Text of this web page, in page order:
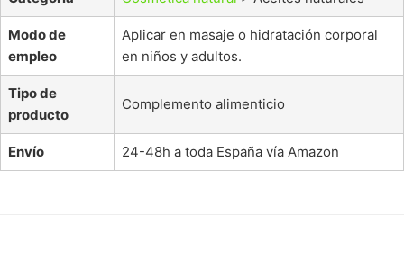
Modo de
empleo
Aplicar en masaje o hidratación corporal
en niños y adultos.
Tipo de
producto
Complemento alimenticio
Envío 24-48h a toda España vía Amazon